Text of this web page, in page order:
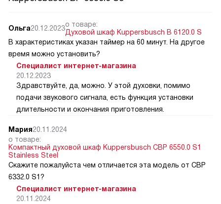
Ольга20.12.2023о товаре:
Духовой шкаф Kuppersbusch B 6120.0 S
В характеристиках указан таймер на 60 минут. На другое
время можно установить?
Специалист интернет-магазина
20.12.2023
Здравствуйте, да, можно. У этой духовки, помимо
подачи звукового сигнала, есть функция установки
длительности и окончания приготовления.
Мария20.11.2024
о товаре:
Компактный духовой шкаф Kuppersbusch CBP 6550.0 S1
Stainless Steel
Скажите пожалуйста чем отличается эта модель от CВP
6332.0 S1?
Специалист интернет-магазина
20.11.2024